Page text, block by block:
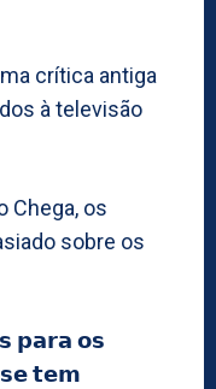
crítica antiga
à televisão
Chega, os
sobre os
𝗽𝗮𝗿𝗮 𝗼𝘀
𝘀𝗲 𝘁𝗲𝗺